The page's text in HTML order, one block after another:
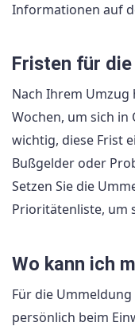
Informationen auf
Fristen für
Nach Ihrem Umzug
Wochen, um sich
wichtig, diese Frist
Bußgelder oder
Setzen Sie die
Prioritätenliste, um
Wo kann ich
Für die
persönlich beim